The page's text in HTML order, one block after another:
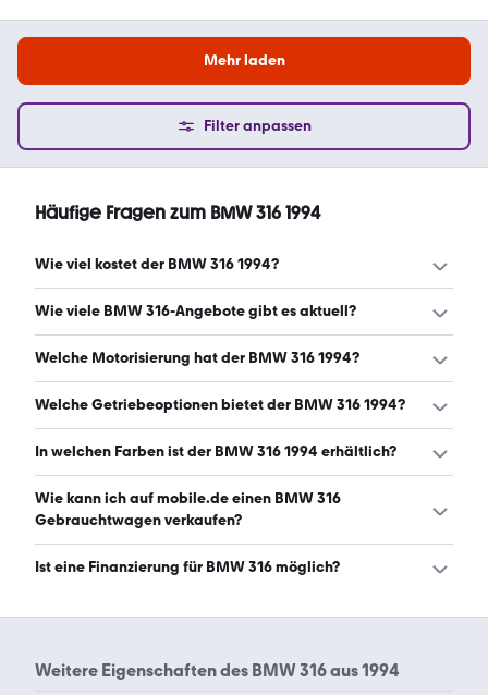
Mehr laden
Filter anpassen
Häufige Fragen zum BMW 316 1994
Wie viel kostet der BMW 316 1994?
Ein guter Preis für einen BMW 316 1994 liegt zwischen
Wie viele BMW 316-Angebote gibt es aktuell?
Es gibt insgesamt 36 BMW 316 bei mobile.de, davon 36
Welche Motorisierung hat der BMW 316 1994?
Der BMW 316 1994 hat Leistungen zwischen 99 und 103
Welche Getriebeoptionen bietet der BMW 316 1994?
Der BMW 316 1994 ist mit manuellem und automatischem
In welchen Farben ist der BMW 316 1994 erhältlich?
Den BMW 316 1994 gibt es in folgenden Farben: blau,
schwarz, rot, silber und grau. Die häufigste Farbe ist blau.
Wie kann ich auf mobile.de einen BMW 316
Gebrauchtwagen verkaufen?
Alle Informationen zum Verkauf an mobile.de-
Ist eine Finanzierung für BMW 316 möglich?
jeweiligen Angebotsseite berechnet werden.
Weitere Eigenschaften des BMW 316 aus 1994